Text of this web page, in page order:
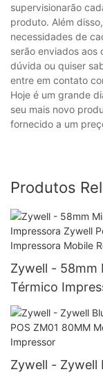
supervisionarão
produto. Além
necessidades de
serão enviados aos
dúvida ou quiser
entre em contato
Hoje é um grande
seu mais novo
fornecido a um
Produtos
Zywell - 58mm
Térmico
2inch Polícia de
Impressor
Zywell - Zywell